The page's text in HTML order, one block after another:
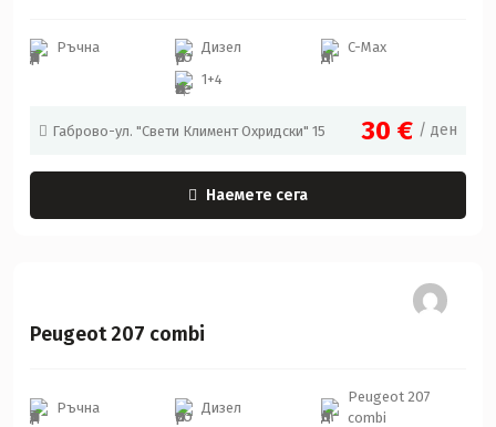
Ръчна Дизел
C-Max
1+4
Габрово-ул. "Свети Климент Охридски" 15 30 € / ден
Наемете сега
Peugeot 207 combi
Ръчна Дизел
Peugeot 207
combi